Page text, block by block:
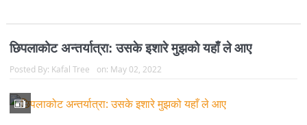
छिपलाकोट अन्तर्यात्रा: उसके इशारे मुझको यहाँ ले आए
Posted By: Kafal Tree on: May 02, 2022